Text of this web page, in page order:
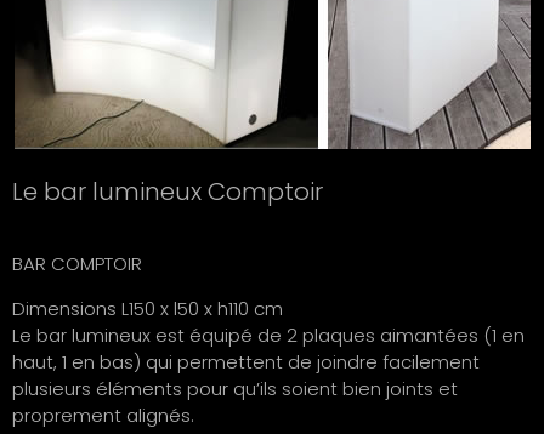
Le bar lumineux Comptoir
BAR COMPTOIR
Dimensions L150 x l50 x h110 cm
Le bar lumineux est équipé de 2 plaques aimantées (1 en
haut, 1 en bas) qui permettent de joindre facilement
plusieurs éléments pour qu’ils soient bien joints et
proprement alignés.